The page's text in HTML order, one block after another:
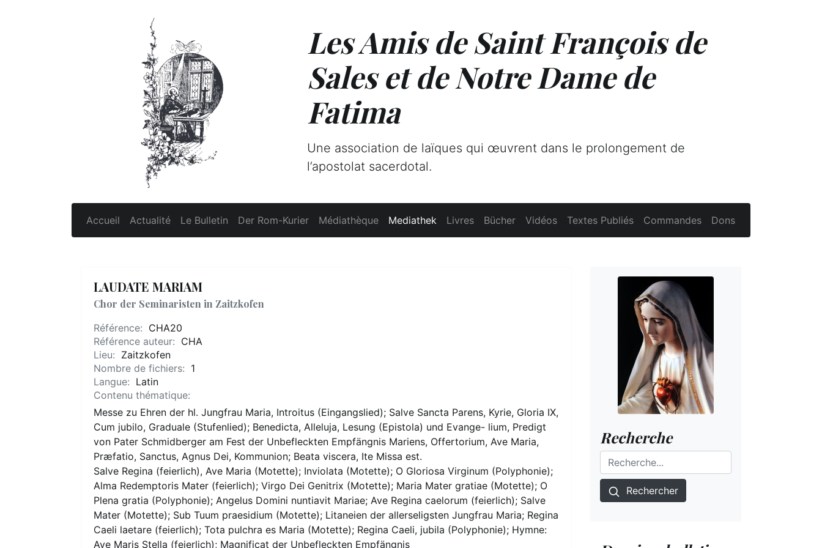
Les Amis de Saint François de
Sales et de Notre Dame de
Fatima
Une association de laïques qui œuvrent dans le prolongement de
l’apostolat sacerdotal.
Accueil Actualité Le Bulletin Der Rom-Kurier Médiathèque Mediathek Livres Bücher Vidéos Textes Publiés Commandes Dons
LAUDATE MARIAM
Chor der Seminaristen in Zaitzkofen
Référence: CHA20
Référence auteur: CHA
Lieu: Zaitzkofen
Nombre de fichiers: 1
Langue: Latin
Contenu thématique:
Messe zu Ehren der hl. Jungfrau Maria, Introitus (Eingangslied); Salve Sancta Parens, Kyrie, Gloria IX,
Cum jubilo, Graduale (Stufenlied); Benedicta, Alleluja, Lesung (Epistola) und Evange- lium, Predigt
von Pater Schmidberger am Fest der Unbefleckten Empfängnis Mariens, Offertorium, Ave Maria,
Præfatio, Sanctus, Agnus Dei, Kommunion; Beata viscera, Ite Missa est.
Salve Regina (feierlich), Ave Maria (Motette); Inviolata (Motette); O Gloriosa Virginum (Polyphonie);
Alma Redemptoris Mater (feierlich); Virgo Dei Genitrix (Motette); Maria Mater gratiae (Motette); O
Plena gratia (Polyphonie); Angelus Domini nuntiavit Mariae; Ave Regina caelorum (feierlich); Salve
Mater (Motette); Sub Tuum praesidium (Motette); Litaneien der allerseligsten Jungfrau Maria; Regina
Caeli laetare (feierlich); Tota pulchra es Maria (Motette); Regina Caeli, jubila (Polyphonie); Hymne:
Ave Maris Stella (feierlich); Magnificat der Unbefleckten Empfängnis
Recherche
Rechercher